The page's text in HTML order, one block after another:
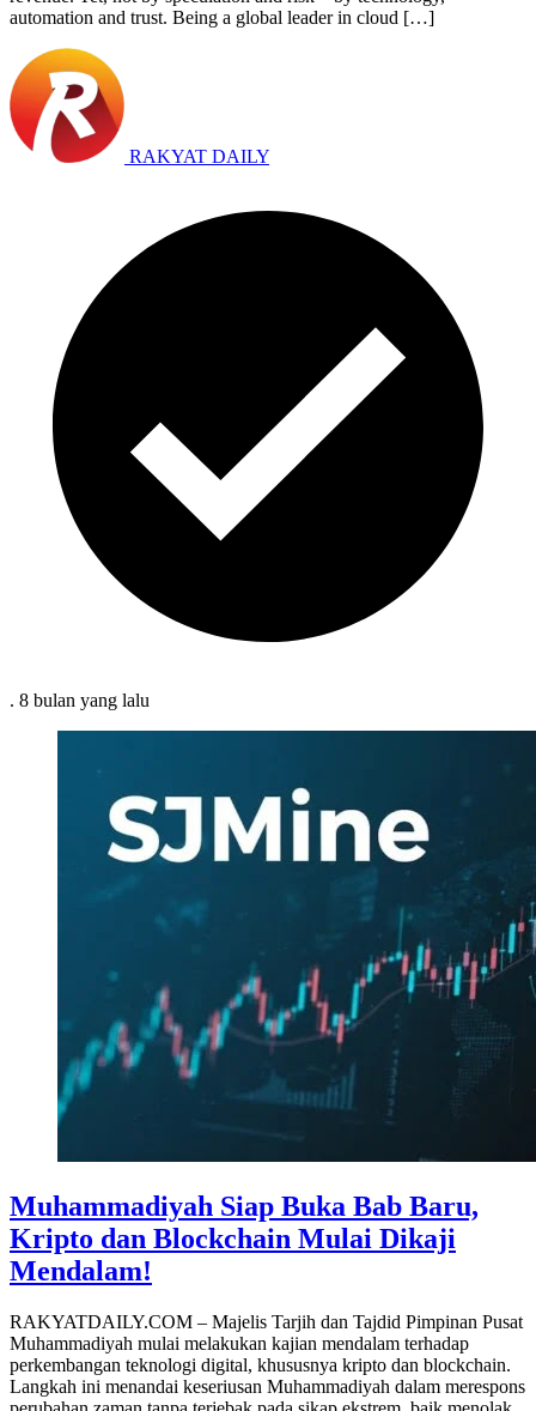
automation and trust. Being a global leader in cloud […]
RAKYAT DAILY
. 8 bulan yang lalu
Muhammadiyah Siap Buka Bab Baru,
Kripto dan Blockchain Mulai Dikaji
Mendalam!
RAKYATDAILY.COM – Majelis Tarjih dan Tajdid Pimpinan Pusat
Muhammadiyah mulai melakukan kajian mendalam terhadap
perkembangan teknologi digital, khususnya kripto dan blockchain.
Langkah ini menandai keseriusan Muhammadiyah dalam merespons